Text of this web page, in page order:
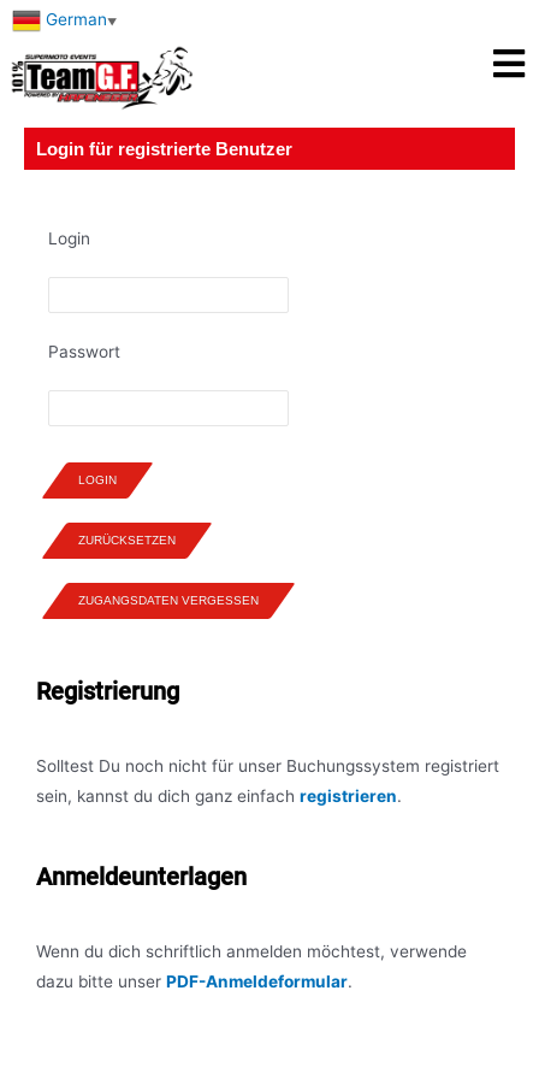
German▼
Login für registrierte Benutzer
Login
Passwort
LOGIN
ZURÜCKSETZEN
ZUGANGSDATEN VERGESSEN
Registrierung
Solltest Du noch nicht für unser Buchungssystem registriert
sein, kannst du dich ganz einfach registrieren.
Anmeldeunterlagen
Wenn du dich schriftlich anmelden möchtest, verwende
dazu bitte unser PDF-Anmeldeformular.